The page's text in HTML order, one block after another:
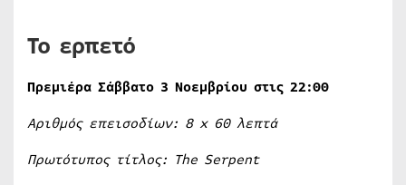
Το ερπετό
Πρεμιέρα Σάββατο 3 Νοεμβρίου στις 22:00
Αριθμός επεισοδίων: 8 x60 λεπτά
Πρωτότυπος τίτλος: The Serpent